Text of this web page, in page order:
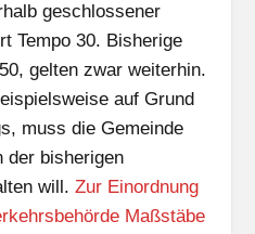
geschlossener
Tempo 30. Bisherige
gelten zwar weiterhin.
auf Grund
muss die Gemeinde
der bisherigen
will.Zur Einordnung
Maßstäbe